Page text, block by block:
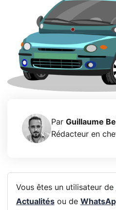
Par Guillaume
Rédacteur en
Vous êtes un utilisateur de
Actualitésou de